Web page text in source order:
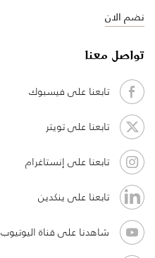
نضم الان
تواصل معنا
تابعنا على فيسبوك
تابعنا على تويتر
تابعنا على إنستاغرام
تابعنا على ينكدين
شاهدنا على قناة اليوتيوب